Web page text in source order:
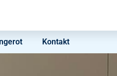
Kontakt